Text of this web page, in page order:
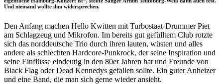
Und niemand wollte ihm widersprechen.
Den Anfang machen Hello Kwitten mit Turbostaat-Drummer Piet
am Schlagzeug und Mikrofon. Im bereits gut gefülltem Club rotzte
sich das norddeutsche Trio durch ihren lauten, wüsten und alles
andere als schlechten Hardcore-Punkrock, der seine Inspiration und
seine Einflüsse eindeutig in den 80er Jahren hat und Freunde von
Black Flag oder Dead Kennedys gefallen sollte. Ein guter Anheizer
und eine Band, die man sich gerne wieder ansieht.